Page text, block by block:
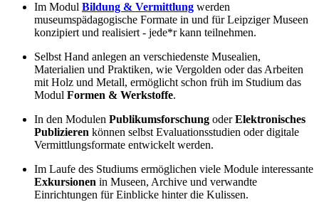
Im Modul Bildung & Vermittlung werden
museumspädagogische Formate in und für Leipziger Museen
konzipiert und realisiert - jede*r kann teilnehmen.
Selbst Hand anlegen an verschiedenste Musealien,
Materialien und Praktiken, wie Vergolden oder das Arbeiten
mit Holz und Metall, ermöglicht schon früh im Studium das
Modul Formen & Werkstoffe.
In den Modulen Publikumsforschung oderElektronisches
Publizieren können selbst Evaluationsstudien oder digitale
Vermittlungsformate entwickelt werden.
Im Laufe des Studiums ermöglichen viele Module interessante
Exkursionen in Museen, Archive und verwandte
Einrichtungen für Einblicke hinter die Kulissen.